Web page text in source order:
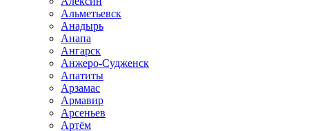
Альметьевск
Анадырь
Анапа
Ангарск
Анжеро-Судженск
Апатиты
Арзамас
Армавир
Арсеньев
Артём